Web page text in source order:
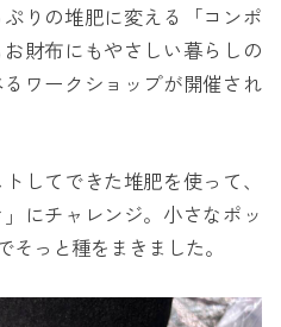
りの堆肥に変える「コンポ
財布にもやさしい暮らしの
ワークショップが開催され
してできた堆肥を使って、
にチャレンジ。小さなポッ
そっと種をまきました。